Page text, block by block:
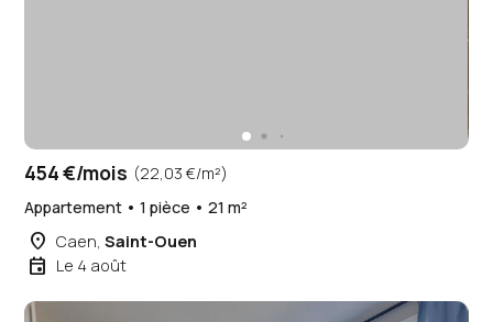
454 €/mois (22,03 €/m²)
Appartement • 1 pièce • 21 m²
place Caen,Saint-Ouen
event Le 4 août